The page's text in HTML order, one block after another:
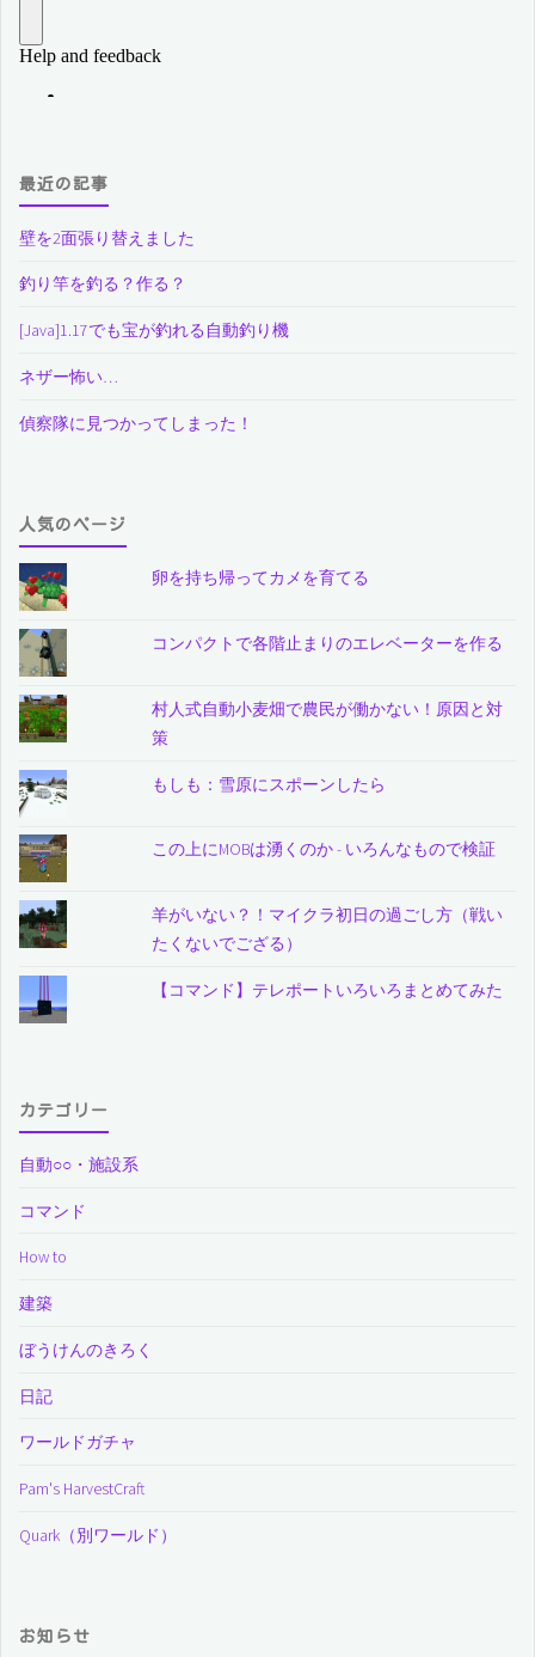
最近の記事
壁を2面張り替えました
釣り竿を釣る？作る？
[Java]1.17でも宝が釣れる自動釣り機
ネザー怖い…
偵察隊に見つかってしまった！
人気のページ
卵を持ち帰ってカメを育てる
コンパクトで各階止まりのエレベーターを作る
村人式自動小麦畑で農民が働かない！原因と対
策
もしも：雪原にスポーンしたら
この上にMOBは湧くのか - いろんなもので検証
羊がいない？！マイクラ初日の過ごし方（戦い
たくないでござる）
【コマンド】テレポートいろいろまとめてみた
カテゴリー
自動○○・施設系
コマンド
How to
建築
ぼうけんのきろく
日記
ワールドガチャ
Pam's HarvestCraft
Quark（別ワールド）
お知らせ